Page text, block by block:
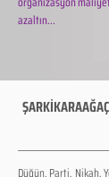
azaltın...
Düğün, Parti, Nikah,